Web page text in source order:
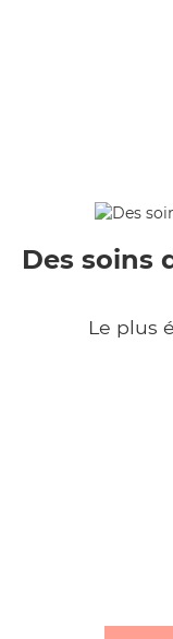
Des soins
Le plus